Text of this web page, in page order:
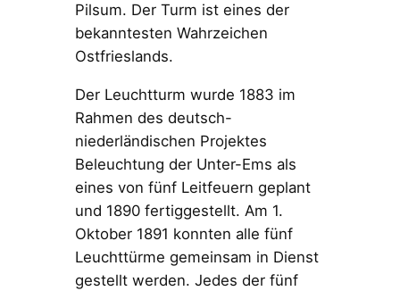
Pilsum. Der Turm ist eines der
bekanntesten Wahrzeichen
Ostfrieslands.
Der Leuchtturm wurde 1883 im
Rahmen des deutsch-
niederländischen Projektes
Beleuchtung der Unter-Ems als
eines von fünf Leitfeuern geplant
und 1890 fertiggestellt. Am 1.
Oktober 1891 konnten alle fünf
Leuchttürme gemeinsam in Dienst
gestellt werden. Jedes der fünf